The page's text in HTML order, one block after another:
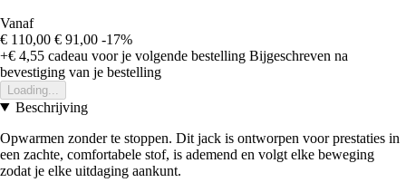
Vanaf
€ 110,00 € 91,00 -17%
+€ 4,55 cadeau voor je volgende bestelling Bijgeschreven na
bevestiging van je bestelling
Loading...
Beschrijving
Opwarmen zonder te stoppen. Dit jack is ontworpen voor prestaties in
een zachte, comfortabele stof, is ademend en volgt elke beweging
zodat je elke uitdaging aankunt.